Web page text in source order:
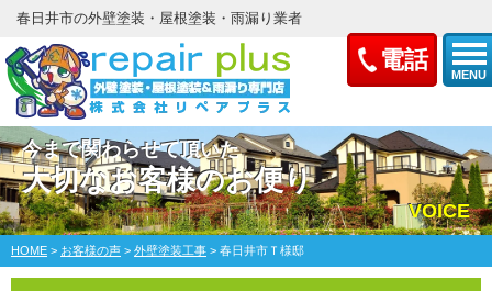
電話
MENU
春日井市の外壁塗装・屋根塗装・雨漏り業者
今まで関わらせて頂いた
大切なお客様のお便り
VOICE
HOME > お客様の声 > 外壁塗装工事 > 春日井市Ｔ様邸